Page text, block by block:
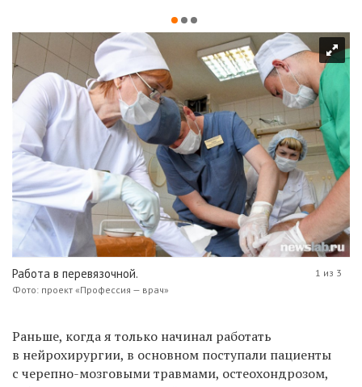
Работа в перевязочной.
Фото: проект «Профессия — врач»
1 из 3
Раньше, когда я только начинал работать
в нейрохирургии, в основном поступали пациенты
с черепно-мозговыми травмами, остеохондрозом,